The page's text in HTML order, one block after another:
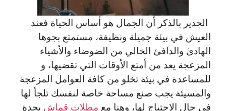
الجدير بالذكر أن الجمال هو أساس الحياة فعند
العيش في بيئة جميلة ونظيفة، مستمتع بجوها
الهادئ والدافئ الخالي من الضوضاء والأشياء
المزعجة يعد من أمتع الأوقات التي تقضيها، و
للمساعدة في بيئة تخلو من كافة العوامل المزعجة
والمسيئة يجب صنع مساحة خاصة لنفسك تلجأ لها
في حال الاحتياج لها، وهنا مع مظلات قماش بجدة